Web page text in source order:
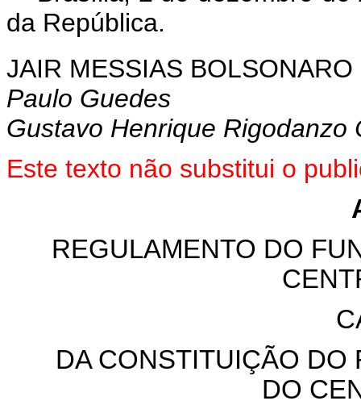
da República.
JAIR MESSIAS BOLSONARO
Paulo Guedes
Gustavo Henrique Rigodanzo
Este texto não substitui o
REGULAMENTO DO
DA CONSTITUIÇÃO DO
DO